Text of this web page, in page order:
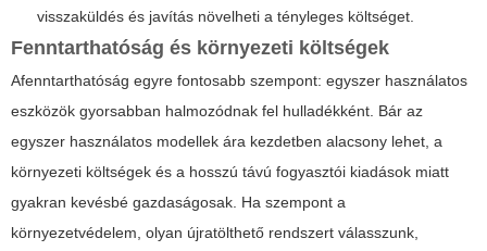
visszaküldés és javítás növelheti a tényleges költséget.
Fenntarthatóság és környezeti költségek
Afenntarthatóság egyre fontosabb szempont: egyszer használatos
eszközök gyorsabban halmozódnak fel hulladékként. Bár az
egyszer használatos modellek ára kezdetben alacsony lehet, a
környezeti költségek és a hosszú távú fogyasztói kiadások miatt
gyakran kevésbé gazdaságosak. Ha szempont a
környezetvédelem, olyan újratölthető rendszert válasszunk,